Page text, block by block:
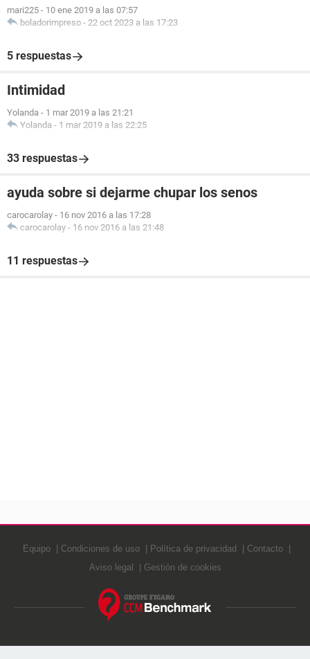
mari225 - 10 ene 2019 a las 07:57
boladorimpreso - 22 oct 2023 a las 17:23
5 respuestas
Intimidad
Yolanda - 1 mar 2019 a las 21:21
Yolanda - 1 mar 2019 a las 22:25
33 respuestas
ayuda sobre si dejarme chupar los senos
carocarolay - 16 nov 2016 a las 17:28
carocarolay - 16 nov 2016 a las 21:48
11 respuestas
Equipo Condiciones de uso Política de privacidad
Contacto
Aviso legal
Gestión de cookies